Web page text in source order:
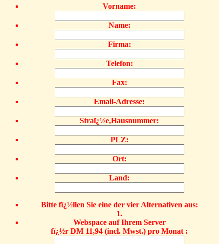
Vorname:
Name:
Firma:
Telefon:
Fax:
Email-Adresse:
Straï¿½e,Hausnummer:
PLZ:
Ort:
Land:
Bitte fï¿½llen Sie eine der vier Alternativen aus:
1.
Webspace auf Ihrem Server
fï¿½r DM 11,94 (incl. Mwst.) pro Monat :